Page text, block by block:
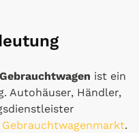
ist ein
Autohäuser, Händler,
Gebrauchtwagenmarkt.